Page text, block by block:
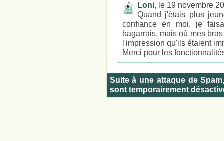
Loni, le 19 novembre
Quand j'étais plus
confiance en moi, je
bagarrais, mais où mes
l'impression qu'ils étaient
Merci pour les
Suite à une attaque de
sont temporairement